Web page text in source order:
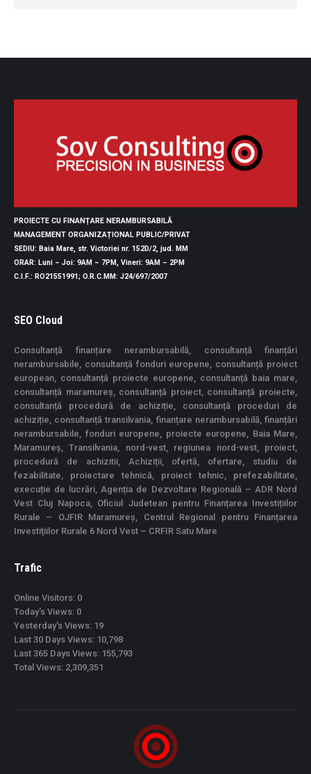
PROIECTE CU FINANȚARE NERAMBURSABILĂ
MANAGEMENT ORGANIZAȚIONAL PUBLIC/PRIVAT
SEDIU: Baia Mare, str. Victoriei nr. 152D/2, jud. MM
ORAR: Luni – Joi: 9AM – 7PM, Vineri: 9AM – 2PM
C.I.F.: RO21551991; O.R.C.MM: J24/697/2007
SEO Cloud
Consultanță finanțare nerambursabilă, consultanță finanțări
nerambursabile, consultanță fonduri europene, consultanță proiect
european, consultanță proiecte europene, consultanță baia mare,
consultanță maramureș, consultanță proiect, consultanță proiecte,
consultanță procedură de achiziție, consultanță proceduri de
achiziție, consultanță transilvania, finanțare nerambursabilă, finanțări
nerambursabile, fonduri europene, proiecte europene, Baia Mare,
Maramureș, Transilvania, nord-vest, regiunea nord-vest, proiect,
procedură de achizitii, Achiziții, ofertă, ofertare, studiu de
fezabilitate, proiectare tehnică, proiect tehnic, prefezabilitate,
execuție de lucrări, Agenția de Dezvoltare Regională – ADR Nord
Vest Cluj Napoca, Oficiul Judetean pentru Finanțarea Investițiilor
Rurale – OJFIR Maramureș, Centrul Regional pentru Finanțarea
Investițiilor Rurale 6 Nord Vest – CRFIR Satu Mare
Trafic
Online Visitors: 0
Today's Views: 0
Yesterday's Views: 19
Last 30 Days Views: 10,798
Last 365 Days Views: 155,793
Total Views: 2,309,351